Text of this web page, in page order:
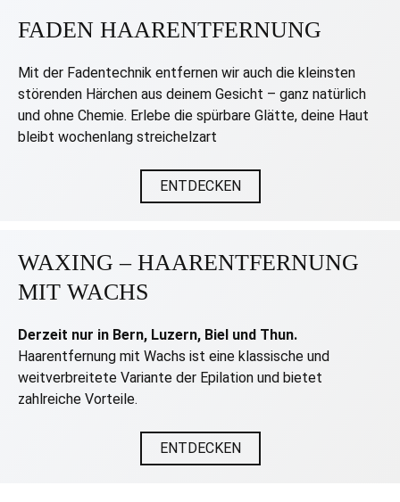
FADEN HAARENTFERNUNG
Mit der Fadentechnik entfernen wir auch die kleinsten
störenden Härchen aus deinem Gesicht – ganz natürlich
und ohne Chemie. Erlebe die spürbare Glätte, deine Haut
bleibt wochenlang streichelzart
ENTDECKEN
WAXING – HAARENTFERNUNG
MIT WACHS
Derzeit nur in Bern, Luzern, Biel und Thun.
Haarentfernung mit Wachs ist eine klassische und
weitverbreitete Variante der Epilation und bietet
zahlreiche Vorteile.
ENTDECKEN